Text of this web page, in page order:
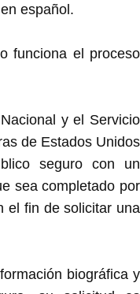
español.
funciona el proceso
y el Servicio
de Estados Unidos
seguro con un
sea completado por
el fin de solicitar una
biográfica y